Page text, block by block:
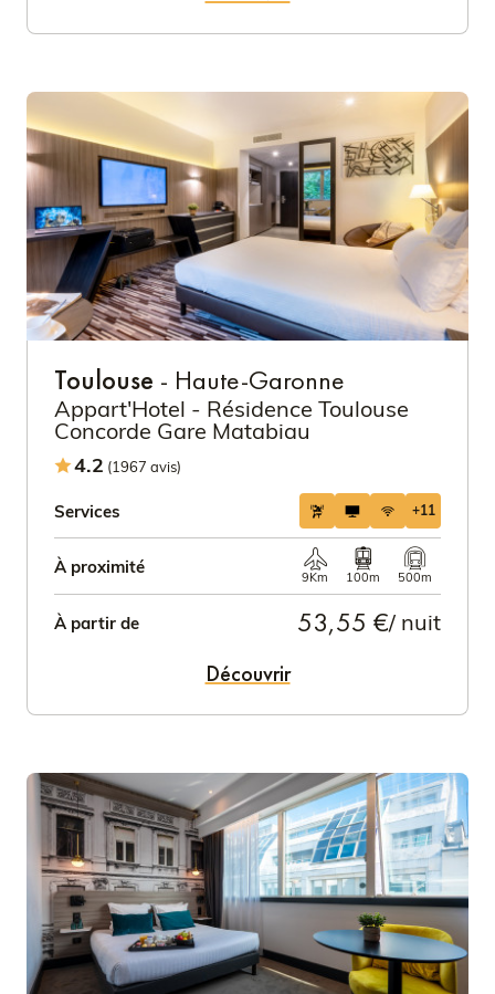
Toulouse - Haute-Garonne
Appart'Hotel - Résidence Toulouse
Concorde Gare Matabiau
4.2 (1967 avis)
Services +11
À proximité
9Km 100m 500m
À partir de 53,55 €/ nuit
Découvrir